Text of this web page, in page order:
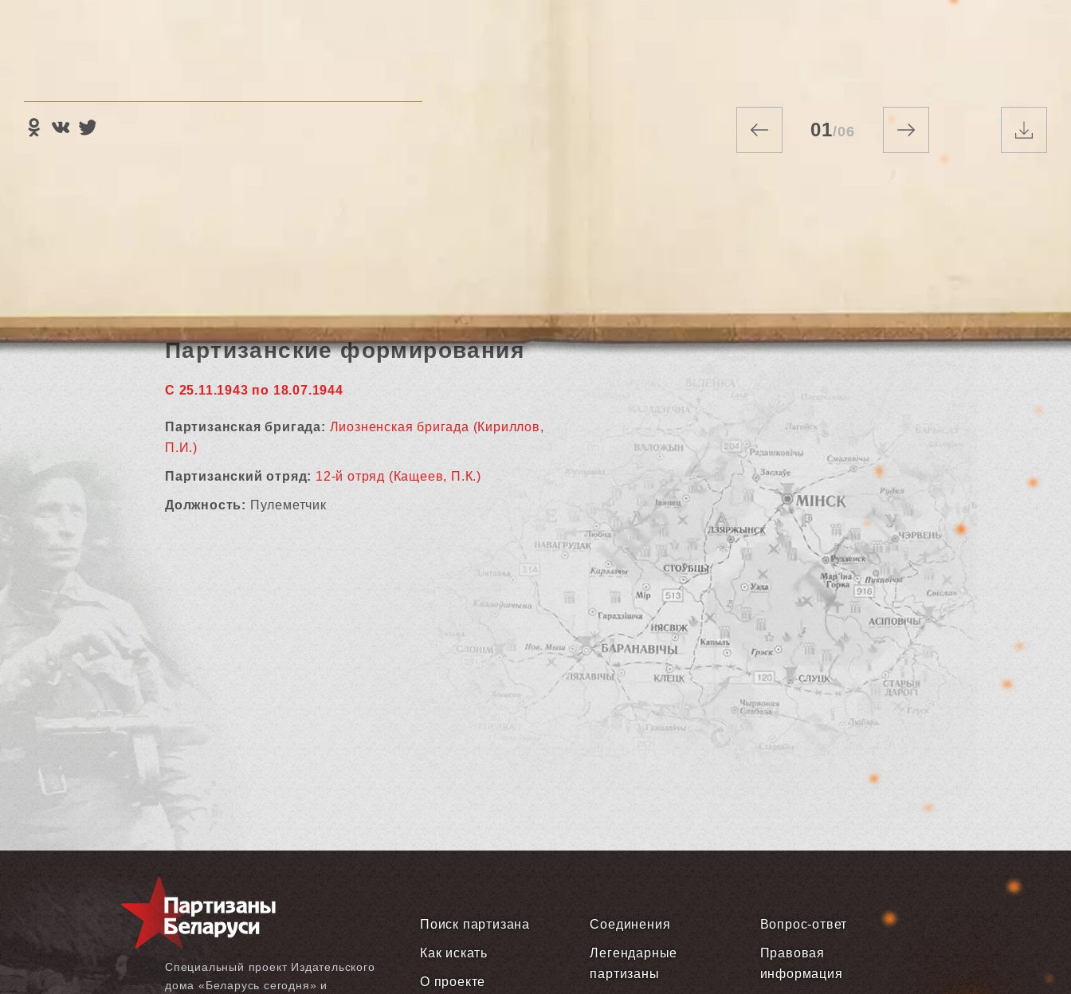
01/06
Партизанские формирования
С 25.11.1943 по 18.07.1944
Партизанская бригада: Лиозненская бригада (Кириллов,
П.И.)
Партизанский отряд: 12-й отряд (Кащеев, П.К.)
Должность: Пулеметчик
Специальный проект Издательского
дома «‎Беларусь сегодня» и
Поиск партизана
Как искать
О проекте
Соединения
Легендарные
партизаны
Вопрос-ответ
Правовая
информация